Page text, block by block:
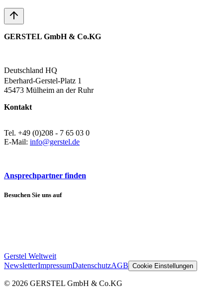
GERSTEL GmbH & Co.KG
Deutschland HQ
Eberhard-Gerstel-Platz 1
45473 Mülheim an der Ruhr
Kontakt
Tel. +49 (0)208 - 7 65 03 0
E-Mail: info@gerstel.de
Ansprechpartner finden
Besuchen Sie uns auf
Gerstel Weltweit
NewsletterImpressumDatenschutzAGB Cookie Einstellungen
© 2026 GERSTEL GmbH & Co.KG